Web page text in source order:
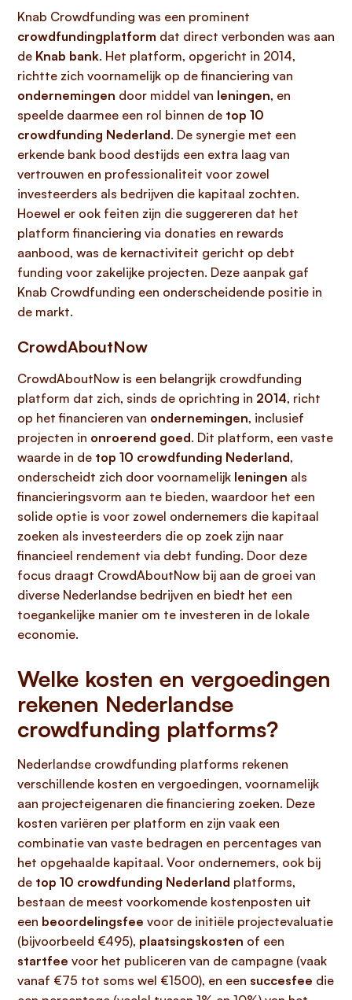
Knab Crowdfunding was een prominent
crowdfundingplatform dat direct verbonden was aan
de Knab bank. Het platform, opgericht in 2014,
richtte zich voornamelijk op de financiering van
ondernemingen door middel van leningen, en
speelde daarmee een rol binnen de top 10
crowdfunding Nederland. De synergie met een
erkende bank bood destijds een extra laag van
vertrouwen en professionaliteit voor zowel
investeerders als bedrijven die kapitaal zochten.
Hoewel er ook feiten zijn die suggereren dat het
platform financiering via donaties en rewards
aanbood, was de kernactiviteit gericht op debt
funding voor zakelijke projecten. Deze aanpak gaf
Knab Crowdfunding een onderscheidende positie in
de markt.
CrowdAboutNow
CrowdAboutNow is een belangrijk crowdfunding
platform dat zich, sinds de oprichting in 2014, richt
op het financieren van ondernemingen, inclusief
projecten in onroerend goed. Dit platform, een vaste
waarde in de top 10 crowdfunding Nederland,
onderscheidt zich door voornamelijk leningen als
financieringsvorm aan te bieden, waardoor het een
solide optie is voor zowel ondernemers die kapitaal
zoeken als investeerders die op zoek zijn naar
financieel rendement via debt funding. Door deze
focus draagt CrowdAboutNow bij aan de groei van
diverse Nederlandse bedrijven en biedt het een
toegankelijke manier om te investeren in de lokale
economie.
Welke kosten en vergoedingen
rekenen Nederlandse
crowdfunding platforms?
Nederlandse crowdfunding platforms rekenen
verschillende kosten en vergoedingen, voornamelijk
aan projecteigenaren die financiering zoeken. Deze
kosten variëren per platform en zijn vaak een
combinatie van vaste bedragen en percentages van
het opgehaalde kapitaal. Voor ondernemers, ook bij
de top 10 crowdfunding Nederland platforms,
bestaan de meest voorkomende kostenposten uit
een beoordelingsfee voor de initiële projectevaluatie
(bijvoorbeeld €495), plaatsingskosten of een
startfee voor het publiceren van de campagne (vaak
vanaf €75 tot soms wel €1500), en een succesfee die